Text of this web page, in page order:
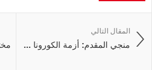
المقال التالي
منجي المقدم: أزمة الكورونا ...